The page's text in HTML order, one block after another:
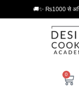
🚚✨ ₨1000 से
0